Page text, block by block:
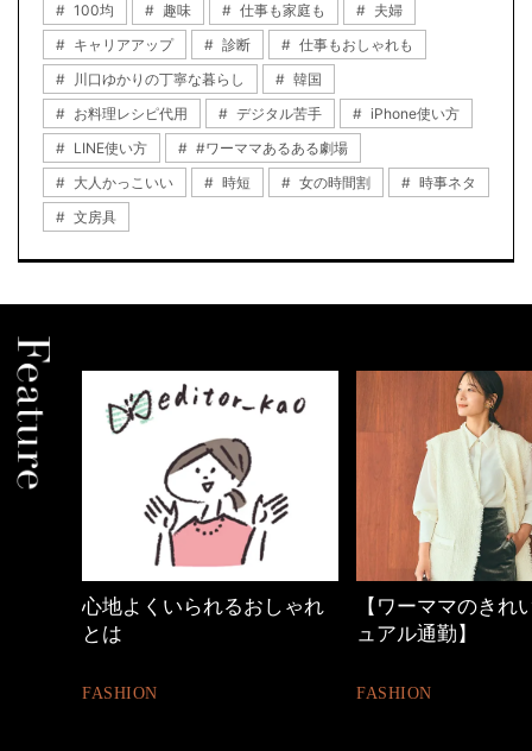
100均 趣味 仕事も家庭も
夫婦
キャリアアップ
診断
仕事もおしゃれも
川口ゆかりの丁寧な暮らし
韓国
お料理レシピ代用
デジタル苦手
iPhone使い方
LINE使い方
#ワーママあるある劇場
大人かっこいい
時短 女の時間割
時事ネタ
文房具
【ワーママのきれいめカジ
ュアル通勤】
FASHION
働く女性のバッグ